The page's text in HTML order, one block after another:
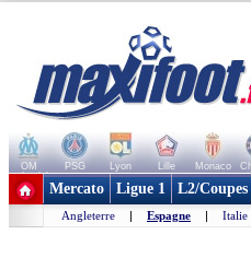
OM PSG Lyon Lille Monaco
+ de clubs
Mercato Ligue 1 L2/Coupes
Angleterre | Espagne | Italie